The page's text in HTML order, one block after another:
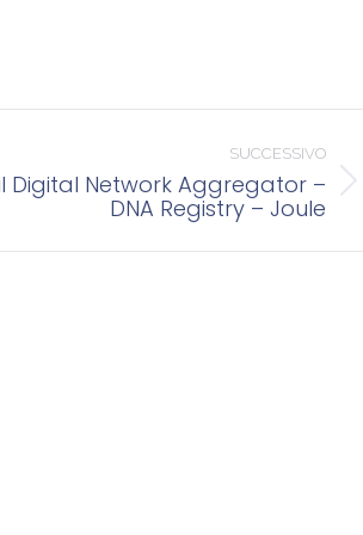
SUCCESSIVO
Digital Network Aggregator –
DNA Registry – Joule